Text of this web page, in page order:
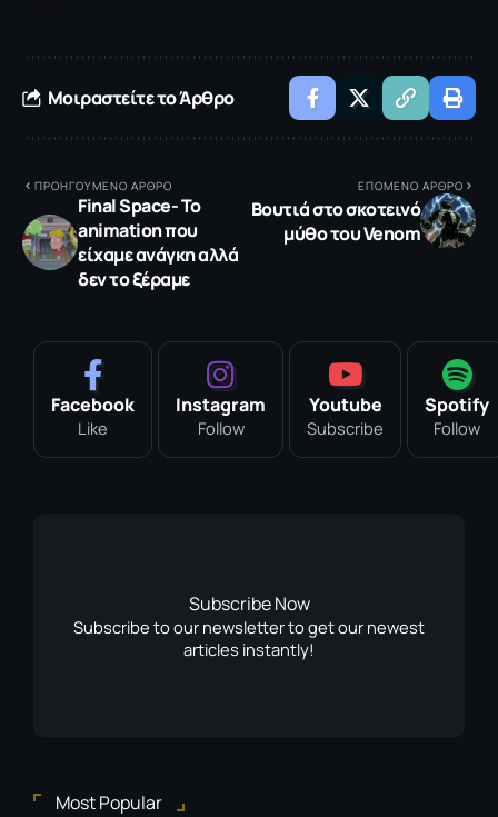
Μοιραστείτε το Άρθρο
ΠΡΟΗΓΟΥΜΕΝΟ ΑΡΘΡΟ
Final Space- To
animation που
είχαμε ανάγκη αλλά
δεν το ξέραμε
ΕΠΟΜΕΝΟ ΑΡΘΡΟ
Βουτιά στο σκοτεινό
μύθο του Venom
Facebook
Like
Instagram
Follow
Youtube
Subscribe
Spotify
Follow
Subscribe Now
Subscribe to our newsletter to get our newest
articles instantly!
Most Popular